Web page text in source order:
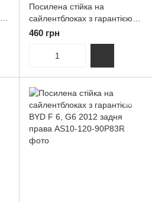
Посилена стійка на
сайлентблоках з гарантією
Byd S6 (2012-2014) Передня
460 грн